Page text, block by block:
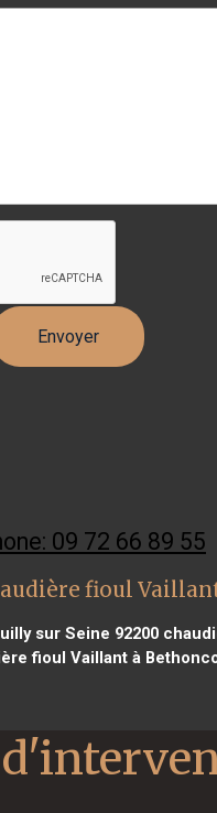
09 72 66 89 55
fioul
sur Seine 92200
fioul Vaillant à